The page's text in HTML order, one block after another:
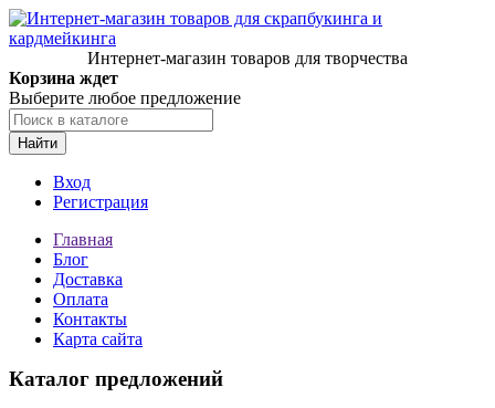
Интернет-магазин товаров для творчества
Корзина ждет
Выберите любое предложение
Найти
Вход
Регистрация
Главная
Блог
Доставка
Оплата
Контакты
Карта сайта
Каталог предложений